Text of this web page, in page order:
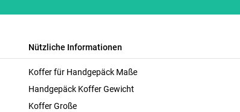
Nützliche Informationen
Koffer für Handgepäck Maße
Handgepäck Koffer Gewicht
Koffer Große